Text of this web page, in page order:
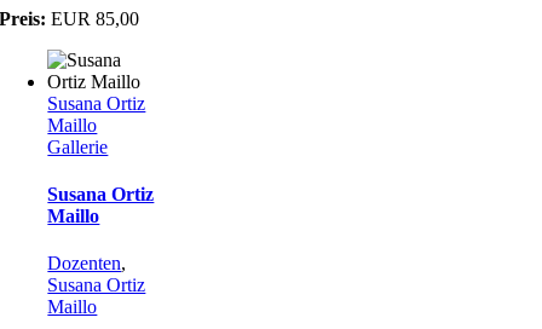
Preis: EUR 85,00
Susana Ortiz
Maillo
Gallerie
Susana Ortiz
Maillo
Dozenten,
Susana Ortiz
Maillo